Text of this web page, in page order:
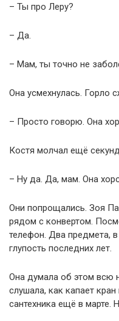
– Ты про Леру?
– Да.
– Мам, ты точно не
Она усмехнулась. Горло
– Просто говорю. Она
Костя молчал ещё
– Ну да. Да, мам. Она
Они попрощались. Зоя
рядом с конвертом.
телефон. Два предмета,
глупость последних лет.
Она думала об этом всю
слушала, как капает
сантехника ещё в марте.